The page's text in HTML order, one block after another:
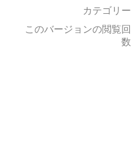
カテゴリー
このバージョンの閲覧回
数